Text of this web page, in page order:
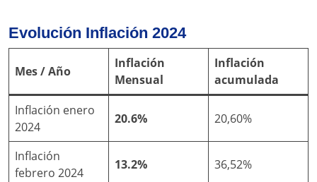
Evolución Inflación 2024
Mes / Año
Inflación
Mensual
Inflación
acumulada
Inflación enero
2024
20.6% 20,60%
Inflación
febrero 2024
13.2% 36,52%